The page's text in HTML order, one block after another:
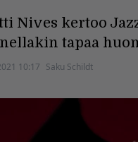
Nives kertoo
tapaa
10:17 Saku Schildt